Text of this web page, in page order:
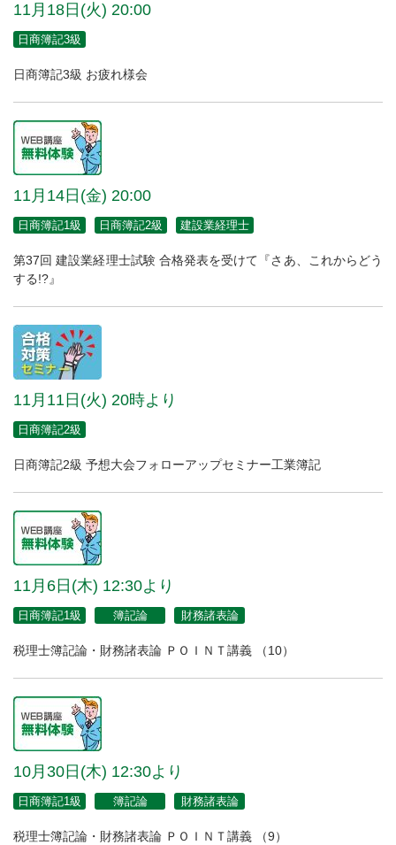
11月18日(火) 20:00
日商簿記3級
日商簿記3級 お疲れ様会
11月14日(金) 20:00
日商簿記1級 日商簿記2級 建設業経理士
第37回 建設業経理士試験 合格発表を受けて『さあ、これからどう
する!?』
11月11日(火) 20時より
日商簿記2級
日商簿記2級 予想大会フォローアップセミナー工業簿記
11月6日(木) 12:30より
日商簿記1級 簿記論 財務諸表論
税理士簿記論・財務諸表論 ＰＯＩＮＴ講義 （10）
10月30日(木) 12:30より
日商簿記1級 簿記論 財務諸表論
税理士簿記論・財務諸表論 ＰＯＩＮＴ講義 （9）